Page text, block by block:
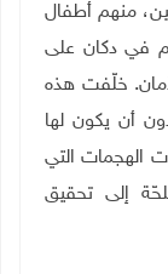
قتلت ما لا يقل عن 106 مدنيين، منهم أطفال
في دكان على
خلّفت هذه
أن يكون لها
التي
إلى تحقيق